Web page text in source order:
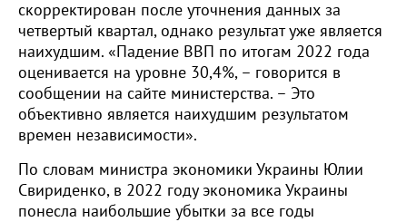
скорректирован после уточнения данных за
четвертый квартал, однако результат уже является
наихудшим. «Падение ВВП по итогам 2022 года
оценивается на уровне 30,4%, – говорится в
сообщении на сайте министерства. – Это
объективно является наихудшим результатом
времен независимости».
По словам министра экономики Украины Юлии
Свириденко, в 2022 году экономика Украины
понесла наибольшие убытки за все годы